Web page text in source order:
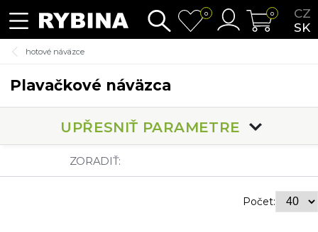
CZ
SK
0 0
hotové náväzce
Plavačkové náväzca
UPŘESNIŤ PARAMETRE
ZORADIŤ:
Počet: